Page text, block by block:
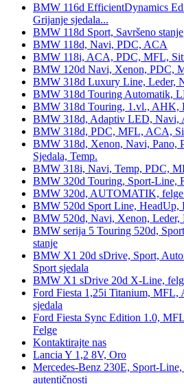
BMW 116d EfficientDynamics
Grijanje sjedala...
BMW 118d Sport, Savršeno stanje
BMW 118d, Navi, PDC, ACA
BMW 118i, ACA, PDC, MFL,
BMW 120d Navi, Xenon, PDC,
BMW 318d Luxury Line, Leder,
BMW 318d Touring Automatik,
BMW 318d Touring, 1.vl., AHK,
BMW 318d, Adaptiv LED,
BMW 318d, PDC, MFL, ACA,
BMW 318d, Xenon, Navi, Pano,
Sjedala, Temp.
BMW 318i, Navi, Temp, PDC,
BMW 320d Touring, Sport-Line,
BMW 320d, AUTOMATIK, felge
BMW 520d Sport Line, HeadUp,
BMW 520d, Navi, Xenon, Leder,
BMW serija 5 Touring 520d,
stanje
BMW X1 20d sDrive, Sport,
Sport sjedala
BMW X1 sDrive 20d X-Line,
Ford Fiesta 1,25i Titanium, MFL,
sjedala
Ford Fiesta Sync Edition 1.0,
Felge
Kontaktirajte nas
Lancia Y 1,2 8V, Oro
Mercedes-Benz 230E, Sport-
autentičnosti